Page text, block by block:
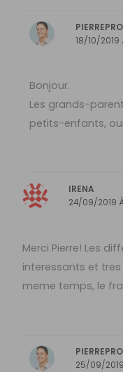
18/10/2019
Bonjour.
Les grands-
petits-enfants,
IRENA
24/09/2019 À
Merci Pierre! Les
interessants et
meme temps, le
25/09/